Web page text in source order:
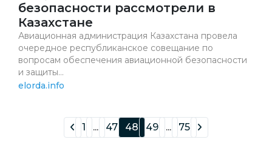
безопасности рассмотрели в
Казахстане
Авиационная администрация Казахстана провела
очередное республиканское совещание по
вопросам обеспечения авиационной безопасности
и защиты...
elorda.info
1 ... 47 48 49 ... 75